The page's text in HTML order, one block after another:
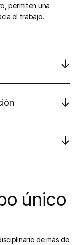
permiten una
el trabajo.
↓
↓
↓
único
de más de